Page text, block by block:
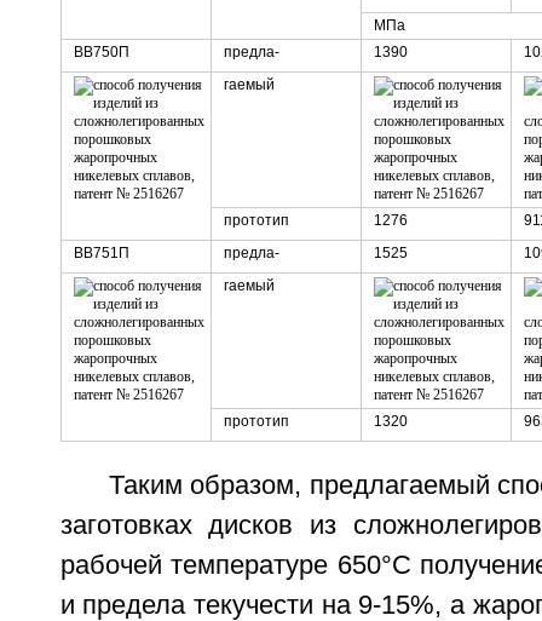
МПа
ВВ750П
предла- 1390
гаемый
прототип 1276
ВВ751П
предла- 1525
гаемый
прототип 1320
Таким образом, предлагаемый
заготовках дисков из
рабочей температуре 650°C
и предела текучести на 9-15%, а